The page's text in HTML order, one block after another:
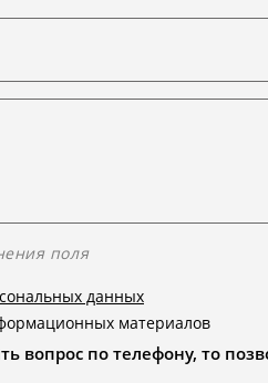
поля
данных
материалов
вопрос по телефону, то